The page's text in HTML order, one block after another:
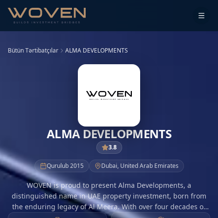
Bütün Tərtibatçılar ALMA DEVELOPMENTS
ALMA DEVELOPMENTS
3.8
Qurulub 2015 Dubai, United Arab Emirates
WOVEN is proud to present Alma Developments, a
distinguished name in UAE property investment, born from
the enduring legacy of Al Meera. With over four decades of